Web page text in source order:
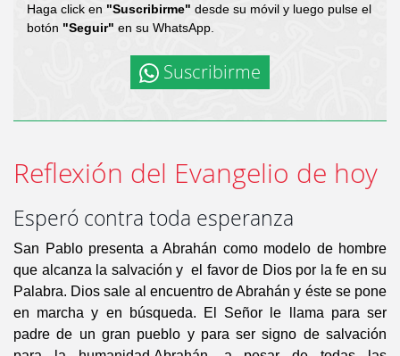
Haga click en "Suscribirme" desde su móvil y luego pulse el
botón "Seguir" en su WhatsApp.
Suscribirme
Reflexión del Evangelio de hoy
Esperó contra toda esperanza
San Pablo presenta a Abrahán como modelo de hombre
que alcanza la salvación y el favor de Dios por la fe en su
Palabra. Dios sale al encuentro de Abrahán y éste se pone
en marcha y en búsqueda. El Señor le llama para ser
padre de un gran pueblo y para ser signo de salvación